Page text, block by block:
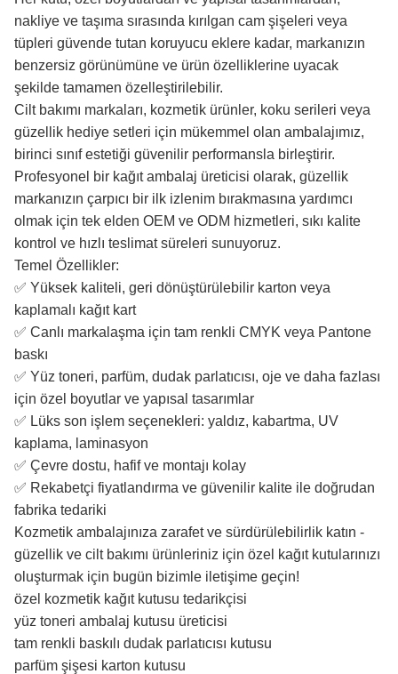
nakliye ve taşıma sırasında kırılgan cam şişeleri veya
tüpleri güvende tutan koruyucu eklere kadar, markanızın
benzersiz görünümüne ve ürün özelliklerine uyacak
şekilde tamamen özelleştirilebilir.
Cilt bakımı markaları, kozmetik ürünler, koku serileri veya
güzellik hediye setleri için mükemmel olan ambalajımız,
birinci sınıf estetiği güvenilir performansla birleştirir.
Profesyonel bir kağıt ambalaj üreticisi olarak, güzellik
markanızın çarpıcı bir ilk izlenim bırakmasına yardımcı
olmak için tek elden OEM ve ODM hizmetleri, sıkı kalite
kontrol ve hızlı teslimat süreleri sunuyoruz.
Temel Özellikler:
✅ Yüksek kaliteli, geri dönüştürülebilir karton veya
kaplamalı kağıt kart
✅ Canlı markalaşma için tam renkli CMYK veya Pantone
baskı
✅ Yüz toneri, parfüm, dudak parlatıcısı, oje ve daha fazlası
için özel boyutlar ve yapısal tasarımlar
✅ Lüks son işlem seçenekleri: yaldız, kabartma, UV
kaplama, laminasyon
✅ Çevre dostu, hafif ve montajı kolay
✅ Rekabetçi fiyatlandırma ve güvenilir kalite ile doğrudan
fabrika tedariki
Kozmetik ambalajınıza zarafet ve sürdürülebilirlik katın -
güzellik ve cilt bakımı ürünleriniz için özel kağıt kutularınızı
oluşturmak için bugün bizimle iletişime geçin!
özel kozmetik kağıt kutusu tedarikçisi
yüz toneri ambalaj kutusu üreticisi
tam renkli baskılı dudak parlatıcısı kutusu
parfüm şişesi karton kutusu